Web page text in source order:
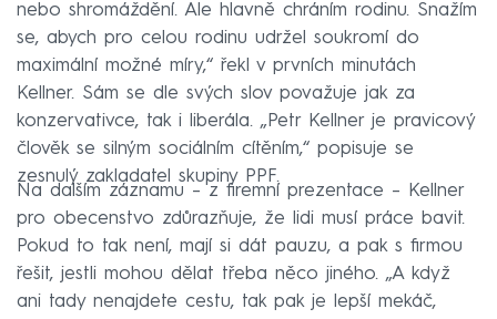
nebo shromáždění. Ale hlavně chráním rodinu. Snažím
se, abych pro celou rodinu udržel soukromí do
maximální možné míry,“ řekl v prvních minutách
Kellner. Sám se dle svých slov považuje jak za
konzervativce, tak i liberála. „Petr Kellner je pravicový
člověk se silným sociálním cítěním,“ popisuje se
zesnulý zakladatel skupiny PPF.
Na dalším záznamu – z firemní prezentace – Kellner
pro obecenstvo zdůrazňuje, že lidi musí práce bavit.
Pokud to tak není, mají si dát pauzu, a pak s firmou
řešit, jestli mohou dělat třeba něco jiného. „A když
ani tady nenajdete cestu, tak pak je lepší mekáč,